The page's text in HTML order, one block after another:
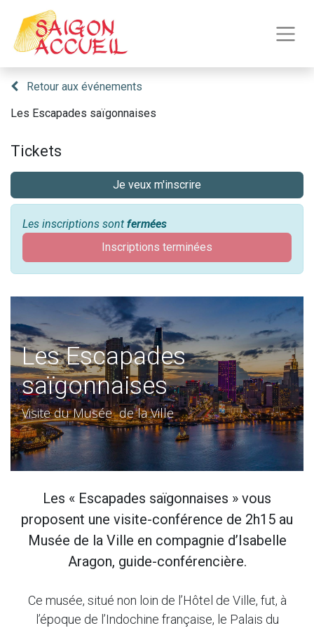
Retour aux événements
Les Escapades saïgonnaises
Tickets
Je veux m'inscrire
Les inscriptions sont fermées
Inscriptions terminées
Les Escapades
saïgonnaises
​Visite du Musée de la Ville
Les « Escapades saïgonnaises » vous
proposent une visite-conférence de 2h15 au
Musée de la Ville en compagnie d’Isabelle
Aragon, guide-conférencière.
Ce musée, situé non loin de l’Hôtel de Ville, fut, à
l’époque de l’Indochine française, le Palais du